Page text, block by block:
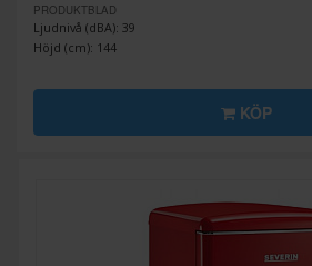
PRODUKTBLAD
Ljudnivå (dBA): 39
Höjd (cm): 144
KÖP